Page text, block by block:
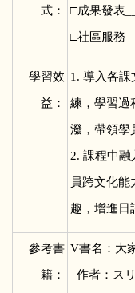
式： □成果發表
□社區服務
學習效
益：
1. 導入各課
練，學習過
潑，帶領學
2. 課程中
員跨文化能
趣，增進日
參考書
籍：
V書名：
作者：ス